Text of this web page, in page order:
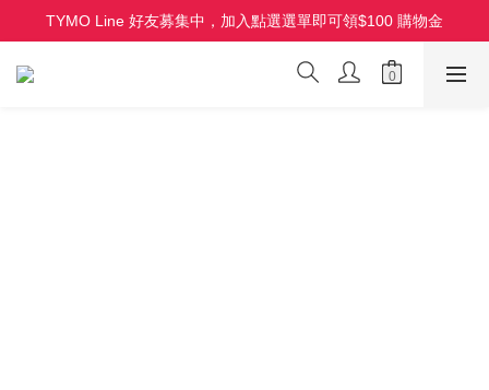
HOLO 3D 水潤離子夾 全新上市 首批限量
TYMO Line 好友募集中，加入點選選單即可領$100 購物金
HOLO 3D 水潤離子夾 全新上市 首批限量